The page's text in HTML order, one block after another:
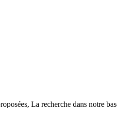
La recherche dans notre